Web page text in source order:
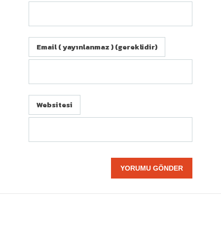
Email ( yayınlanmaz ) (gereklidir)
Websitesi